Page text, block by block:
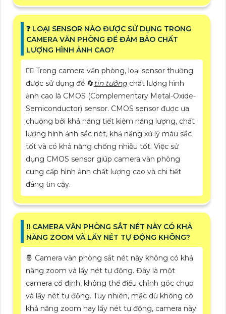
❓ LOẠI SENSOR NÀO ĐƯỢC SỬ DỤNG TRONG
CAMERA VĂN PHÒNG ĐỂ ĐẢM BẢO CHẤT
LƯỢNG HÌNH ẢNH CAO?
❤️‍💋‍ Trong camera văn phòng, loại sensor thường
được sử dụng để 🔄tin tưởng chất lượng hình
ảnh cao là CMOS (Complementary Metal-Oxide-
Semiconductor) sensor. CMOS sensor được ưa
chuộng bởi khả năng tiết kiệm năng lượng, chất
lượng hình ảnh sắc nét, khả năng xử lý màu sắc
tốt và có khả năng chống nhiễu tốt. Việc sử
dụng CMOS sensor giúp camera văn phòng
cung cấp hình ảnh chất lượng cao và chi tiết
đáng tin cậy.
‼️ CAMERA VĂN PHÒNG SẮT NÉT NÀY CÓ KHẢ
NĂNG ZOOM VÀ LẤY NÉT TỰ ĐỘNG KHÔNG?
🤴 Camera văn phòng sắt nét này không có khả
năng zoom và lấy nét tự động. Đây là một
camera cố định, không thể điều chỉnh góc chụp
và lấy nét tự động. Tuy nhiên, mặc dù không có
khả năng zoom hay lấy nét tự động, camera này